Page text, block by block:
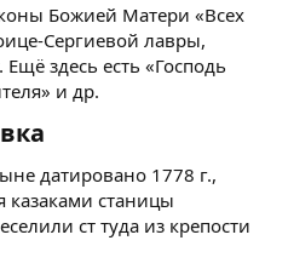
Божией Матери «Всех
Сергиевой лавры,
здесь есть «Господь
и др.
датировано 1778 г.,
казаками станицы
ст туда из крепости